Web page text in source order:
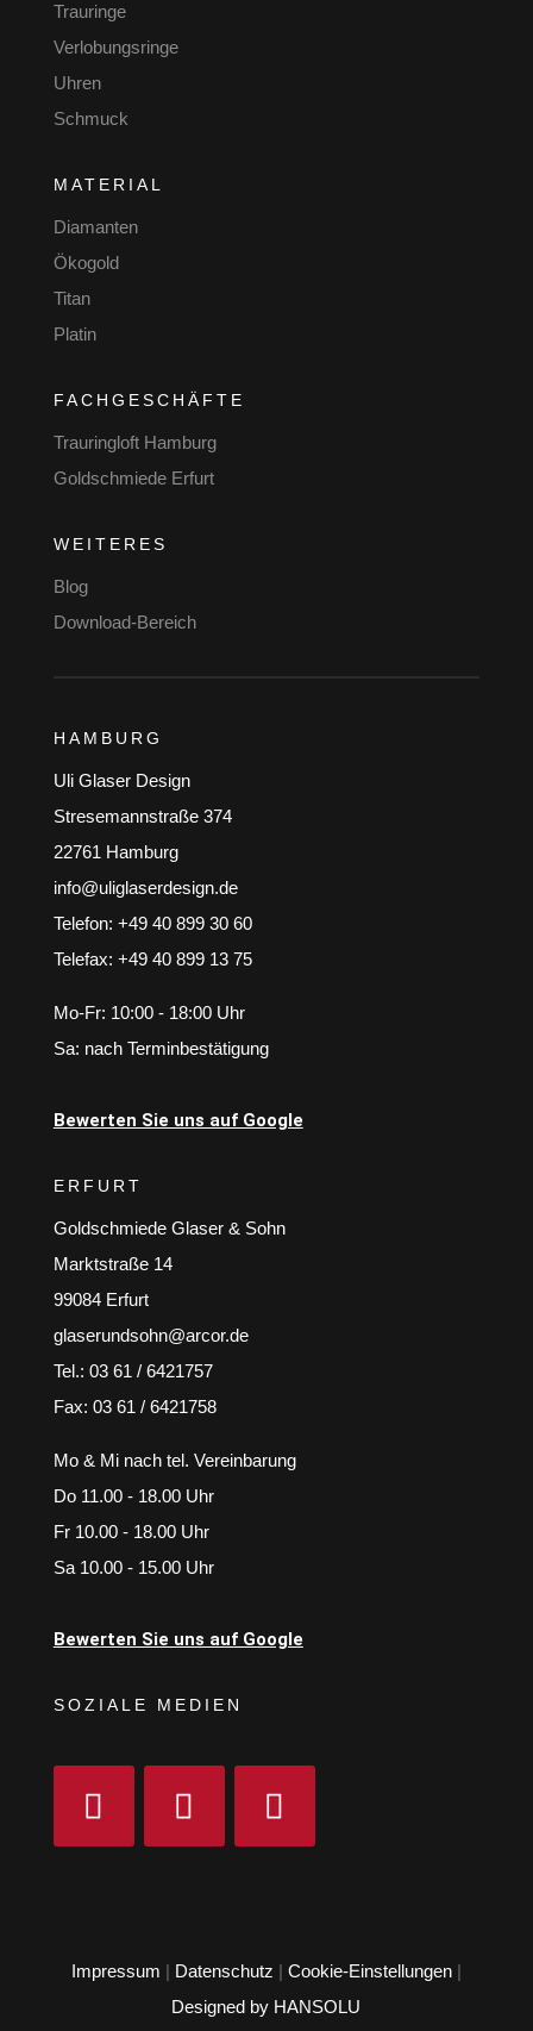
Trauringe
Verlobungsringe
Uhren
Schmuck
MATERIAL
Diamanten
Ökogold
Titan
Platin
FACHGESCHÄFTE
Trauringloft Hamburg
Goldschmiede Erfurt
WEITERES
Blog
Download-Bereich
HAMBURG
Uli Glaser Design
Stresemannstraße 374
22761 Hamburg
info@uliglaserdesign.de
Telefon: +49 40 899 30 60
Telefax: +49 40 899 13 75
Mo-Fr: 10:00 - 18:00 Uhr
Sa: nach Terminbestätigung
Bewerten Sie uns auf Google
ERFURT
Goldschmiede Glaser & Sohn
Marktstraße 14
99084 Erfurt
glaserundsohn@arcor.de
Tel.: 03 61 / 6421757
Fax: 03 61 / 6421758
Mo & Mi nach tel. Vereinbarung
Do 11.00 - 18.00 Uhr
Fr 10.00 - 18.00 Uhr
Sa 10.00 - 15.00 Uhr
Bewerten Sie uns auf Google
SOZIALE MEDIEN
Impressum | Datenschutz | Cookie-Einstellungen|
Designed by HANSOLU